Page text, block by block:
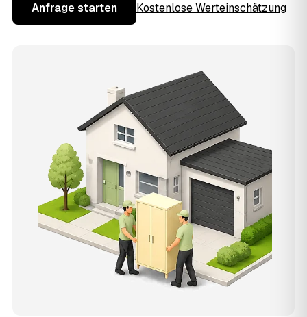
Anfrage starten Kostenlose Werteinschätzung